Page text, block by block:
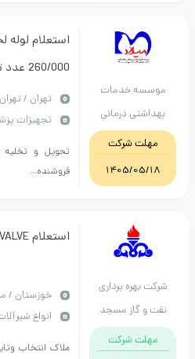
خدمات
درمانی
تهران
260/
بصورت نقدی ابطال میگردد)
تهران / تهران
تجهیزات پزشکی و
تحویل و تخلیه در محل
فروشنده...
برداری
مسجد
استعلام GATE VALVE * BALL VALVE
خوزستان / مسجد سلیمان
انواع شیرآلات
ملاک انتخاب وتایید فنی مدارک